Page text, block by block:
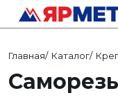
Главная/ Каталог/